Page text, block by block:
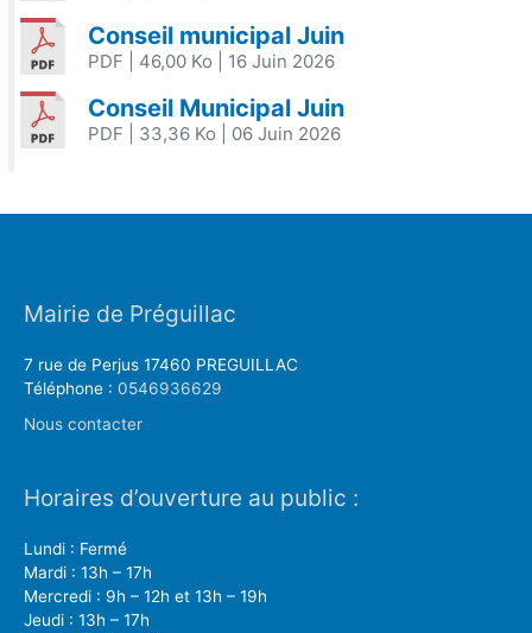
Conseil municipal Juin
PDF | 46,00 Ko | 16 Juin 2026
Conseil Municipal Juin
PDF | 33,36 Ko | 06 Juin 2026
Mairie de Préguillac
7 rue de Perjus 17460 PREGUILLAC
Téléphone : 0546936629
Nous contacter
Horaires d’ouverture au public :
Lundi : Fermé
Mardi : 13h – 17h
Mercredi : 9h – 12h et 13h – 19h
Jeudi : 13h – 17h